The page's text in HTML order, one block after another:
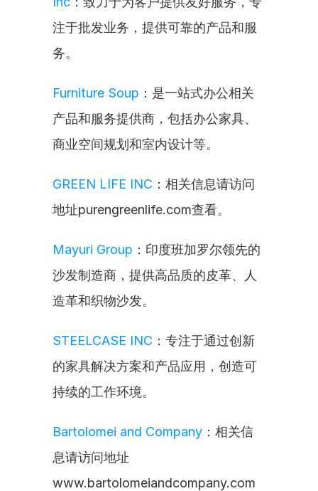
注于批发业务，提供可靠的产品和服
务。
Furniture Soup ：是一站式办公相关
产品和服务提供商，包括办公家具、
商业空间规划和室内设计等。
GREEN LIFE INC ：相关信息请访问
地址purengreenlife.com查看。
Mayuri Group ：印度班加罗尔领先的
沙发制造商，提供高品质的皮革、人
造革和织物沙发。
STEELCASE INC ：专注于通过创新
的家具解决方案和产品应用，创造可
持续的工作环境。
Bartolomei and Company ：相关信
息请访问地址
www.bartolomeiandcompany.com